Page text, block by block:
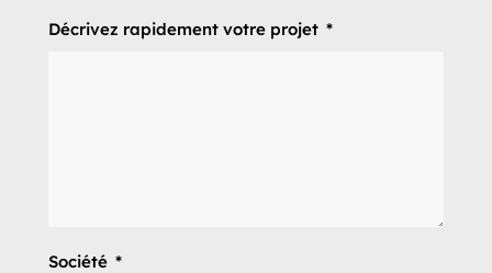
Décrivez rapidement votre projet
Société